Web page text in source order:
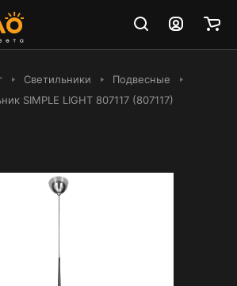
Светильники
Подвесные
SIMPLE LIGHT 807117 (807117)